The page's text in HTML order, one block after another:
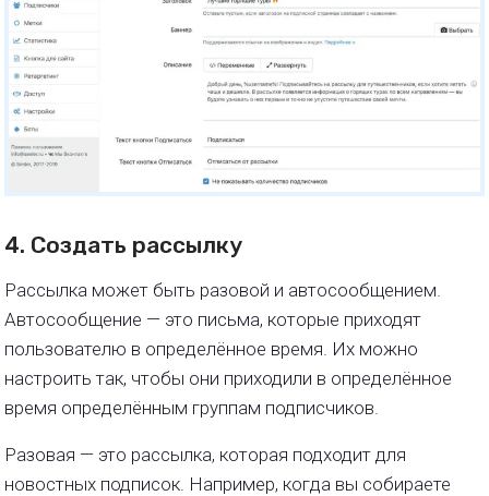
4. Создать рассылку
Рассылка может быть разовой и автосообщением.
Автосообщение — это письма, которые приходят
пользователю в определённое время. Их можно
настроить так, чтобы они приходили в определённое
время определённым группам подписчиков.
Разовая — это рассылка, которая подходит для
новостных подписок. Например, когда вы собираете